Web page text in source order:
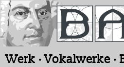
Werk · Vokalwerke ·